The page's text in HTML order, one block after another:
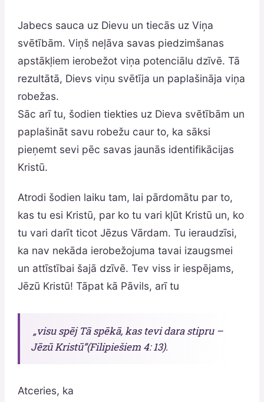
Jabecs sauca uz Dievu un tiecās uz Viņa
svētībām. Viņš neļāva savas piedzimšanas
apstākļiem ierobežot viņa potenciālu dzīvē. Tā
rezultātā, Dievs viņu svētīja un paplašināja viņa
robežas.
Sāc arī tu, šodien tiekties uz Dieva svētībām un
paplašināt savu robežu caur to, ka sāksi
pieņemt sevi pēc savas jaunās identifikācijas
Kristū.
Atrodi šodien laiku tam, lai pārdomātu par to,
kas tu esi Kristū, par ko tu vari kļūt Kristū un, ko
tu vari darīt ticot Jēzus Vārdam. Tu ieraudzīsi,
ka nav nekāda ierobežojuma tavai izaugsmei
un attīstībai šajā dzīvē. Tev viss ir iespējams,
Jēzū Kristū! Tāpat kā Pāvils, arī tu
„visu spēj Tā spēkā, kas tevi dara stipru –
Jēzū Kristū”(Filipiešiem 4: 13).
Atceries, ka